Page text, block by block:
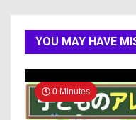
YOU MAY HAVE
0 Minutes